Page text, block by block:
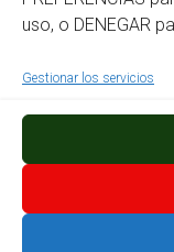
uso, o DENEGAR
Gestionar los servicios
Este sitio usa
se procesan los
Copyright © 2026Colegio
y en Ciencias de la
Política de Cookies